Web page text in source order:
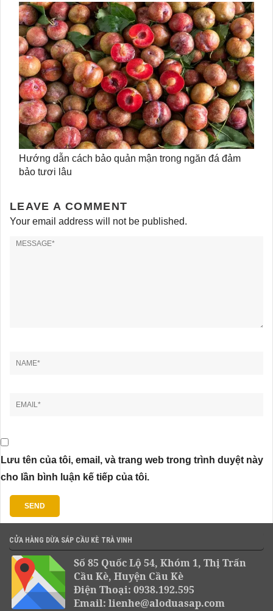
Hướng dẫn cách bảo quản mận trong ngăn đá đảm
bảo tươi lâu
LEAVE A COMMENT
Your email address will not be published.
Lưu tên của tôi, email, và trang web trong trình duyệt này
cho lần bình luận kế tiếp của tôi.
CỬA HÀNG DỪA SÁP CẦU KÈ TRÀ VINH
Số 85 Quốc Lộ 54, Khóm 1, Thị Trấn
Cầu Kè, Huyện Cầu Kè
Điện Thoại: 0938.192.595
Email: lienhe@aloduasap.com